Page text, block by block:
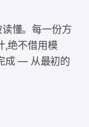
懂。每一份方
,绝不借用模
成 — 从最初的